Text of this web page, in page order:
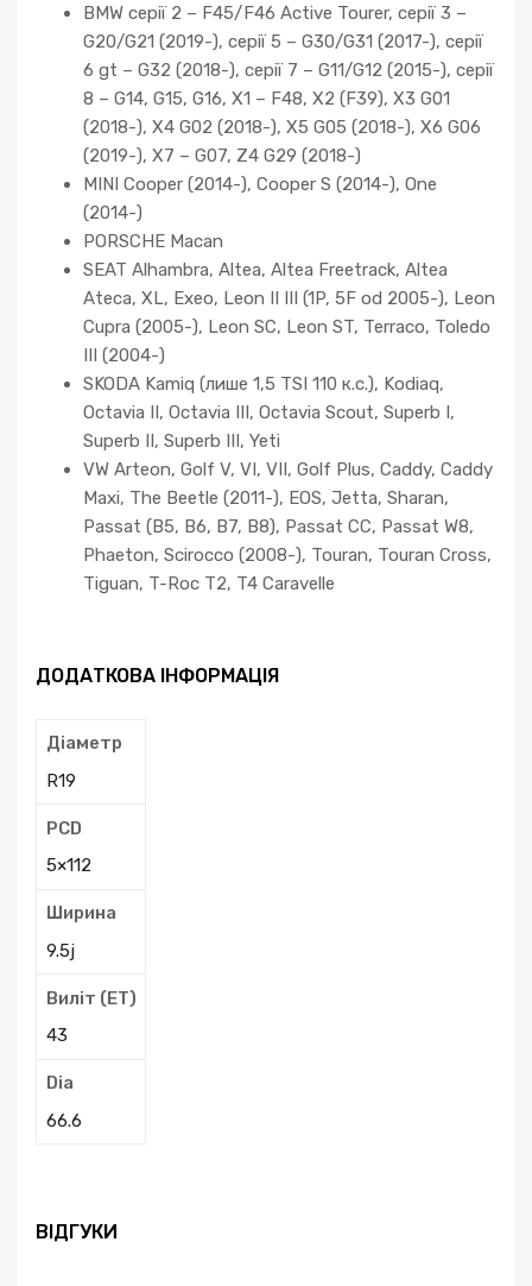
BMW серії 2 – F45/F46 Active Tourer, серії 3 –
G20/G21 (2019-), серії 5 – G30/G31 (2017-), серії
6 gt – G32 (2018-), серії 7 – G11/G12 (2015-), серії
8 – G14, G15, G16, X1 – F48, X2 (F39), X3 G01
(2018-), X4 G02 (2018-), X5 G05 (2018-), X6 G06
(2019-), X7 – G07, Z4 G29 (2018-)
MINI Cooper (2014-), Cooper S (2014-), One
(2014-)
PORSCHE Macan
SEAT Alhambra, Altea, Altea Freetrack, Altea
Ateca, XL, Exeo, Leon II III (1P, 5F od 2005-), Leon
Cupra (2005-), Leon SC, Leon ST, Terraco, Toledo
III (2004-)
SKODA Kamiq (лише 1,5 TSI 110 к.с.), Kodiaq,
Octavia II, Octavia III, Octavia Scout, Superb I,
Superb II, Superb III, Yeti
VW Arteon, Golf V, VI, VII, Golf Plus, Caddy, Caddy
Maxi, The Beetle (2011-), EOS, Jetta, Sharan,
Passat (B5, B6, B7, B8), Passat CC, Passat W8,
Phaeton, Scirocco (2008-), Touran, Touran Cross,
Tiguan, T-Roc T2, T4 Caravelle
ДОДАТКОВА ІНФОРМАЦІЯ
Діаметр
R19
PCD
5×112
Ширина
9.5j
Виліт (ЕТ)
43
Dia
66.6
ВІДГУКИ